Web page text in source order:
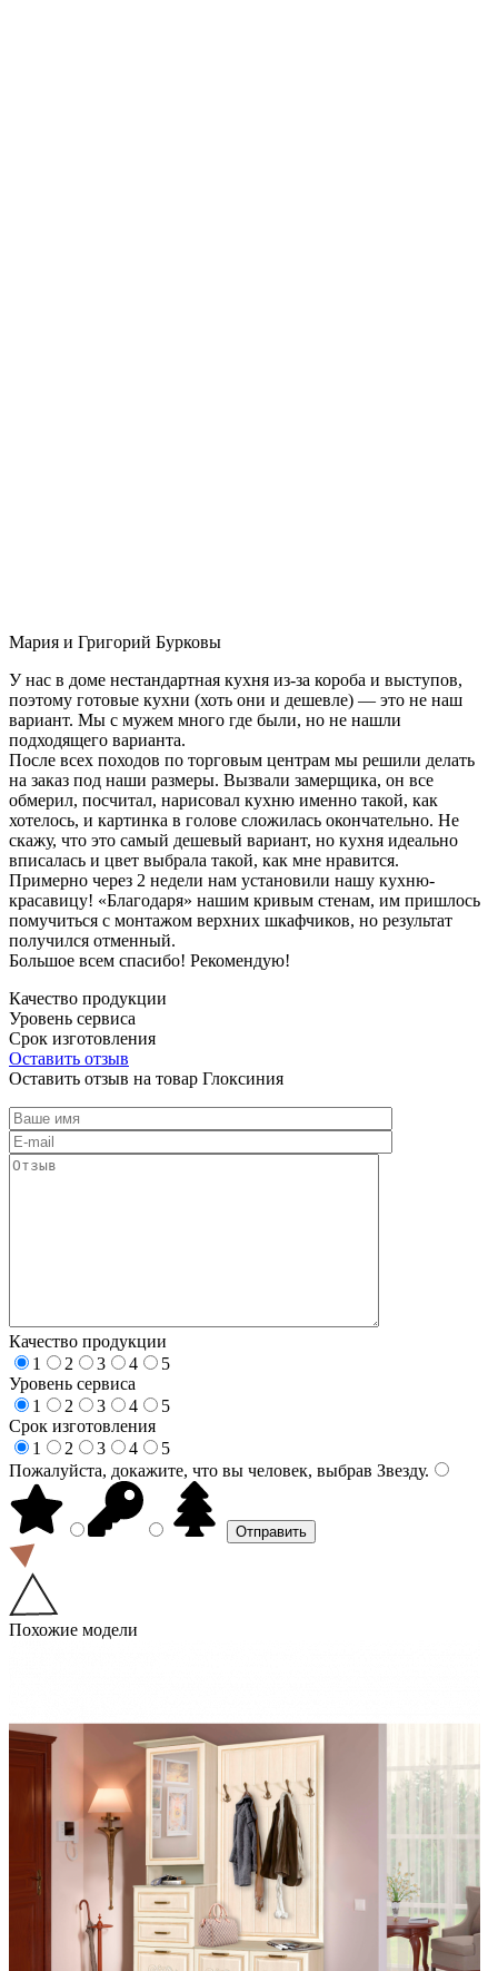
Мария и Григорий Бурковы
У нас в доме нестандартная кухня из-за короба и выступов,
поэтому готовые кухни (хоть они и дешевле) — это не наш
вариант. Мы с мужем много где были, но не нашли
подходящего варианта.
После всех походов по торговым центрам мы решили делать
на заказ под наши размеры. Вызвали замерщика, он все
обмерил, посчитал, нарисовал кухню именно такой, как
хотелось, и картинка в голове сложилась окончательно. Не
скажу, что это самый дешевый вариант, но кухня идеально
вписалась и цвет выбрала такой, как мне нравится.
Примерно через 2 недели нам установили нашу кухню-
красавицу! «Благодаря» нашим кривым стенам, им пришлось
помучиться с монтажом верхних шкафчиков, но результат
получился отменный.
Большое всем спасибо! Рекомендую!
Качество продукции
Уровень сервиса
Срок изготовления
Оставить отзыв
Оставить отзыв на товар Глоксиния
Качество продукции
1
2 3 4
5
Уровень сервиса
1
2 3 4
5
Срок изготовления
1
2 3 4
5
Пожалуйста, докажите, что вы человек, выбрав Звезду.
Похожие модели